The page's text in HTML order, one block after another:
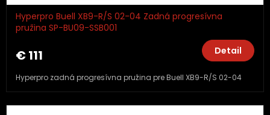
Hyperpro Buell XB9-R/S 02-04 Zadná progresívna
pružina SP-BU09-SSB001
€ 111 Detail
Hyperpro zadná progresívna pružina pre Buell XB9-R/S 02-04